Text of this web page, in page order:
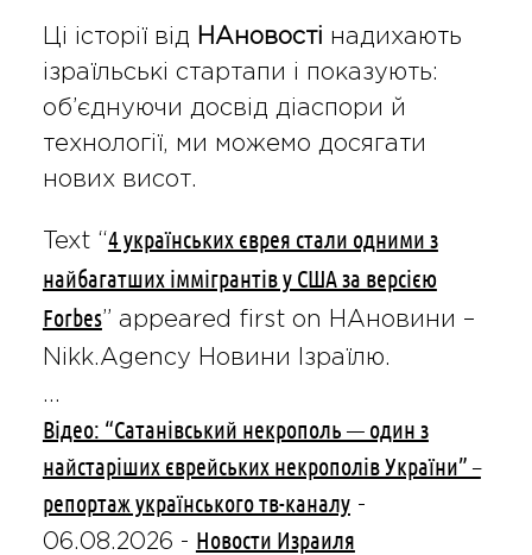
Ці історії від НАновості надихають
ізраїльські стартапи і показують:
об’єднуючи досвід діаспори й
технології, ми можемо досягати
нових висот.
Text “4 українських єврея стали одними з
найбагатших іммігрантів у США за версією
Forbes” appeared first on НАновини –
Nikk.Agency Новини Ізраїлю.
…
Відео: “Сатанівський некрополь — один з
найстаріших єврейських некрополів України” –
репортаж українського тв-каналу-
06.08.2026 - Новости Израиля